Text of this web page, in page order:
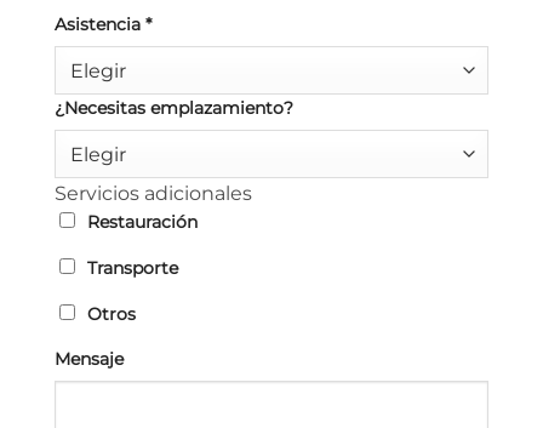
Asistencia *
Elegir
¿Necesitas emplazamiento?
Elegir
Servicios adicionales
Restauración
Transporte
Otros
Mensaje